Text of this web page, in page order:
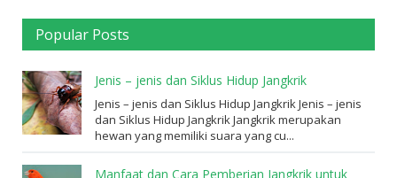
Popular Posts
Jenis – jenis dan Siklus Hidup Jangkrik
Jenis – jenis dan Siklus Hidup Jangkrik Jenis – jenis
dan Siklus Hidup Jangkrik Jangkrik merupakan
hewan yang memiliki suara yang cu...
Manfaat dan Cara Pemberian Jangkrik untuk